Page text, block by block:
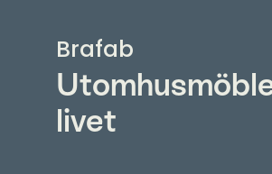
Brafab
livet